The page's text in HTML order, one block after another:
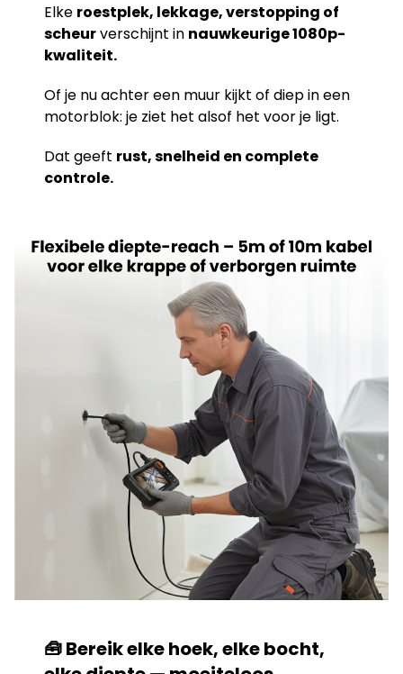
Elke roestplek, lekkage, verstopping of
scheurverschijnt in nauwkeurige 1080p-
kwaliteit.
Of je nu achter een muur kijkt of diep in een
motorblok: je ziet het alsof het voor je ligt.
Dat geeft rust, snelheid en complete
controle.
🧰 Bereik elke hoek, elke bocht,